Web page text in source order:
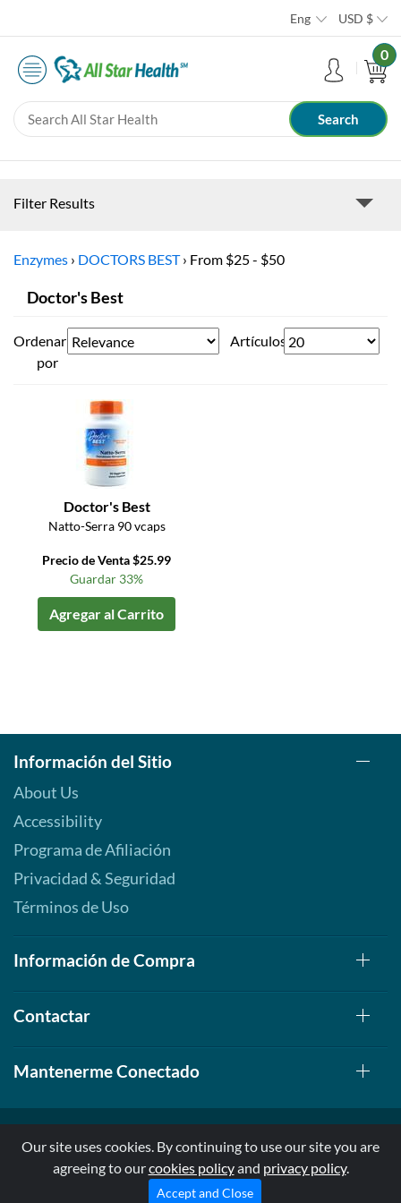
Eng USD $
0
Filter Results
Enzymes › DOCTORS BEST › From $25 - $50
Doctor's Best
Ordenar
por
Artículos
Doctor's Best
Natto-Serra 90 vcaps
Precio de Venta $25.99
Guardar 33%
Agregar al Carrito
Información del Sitio
About Us
Accessibility
Programa de Afiliación
Privacidad & Seguridad
Términos de Uso
Información de Compra
Contactar
Mantenerme Conectado
© 1999-2026, AllStarHealth.com | All Rights Reserved
* Estas declaraciones no han sido evaluadas por la FDA
Our site uses cookies. By continuing to use our site you are
agreeing to ourcookies policyand privacy policy.
Accept and Close